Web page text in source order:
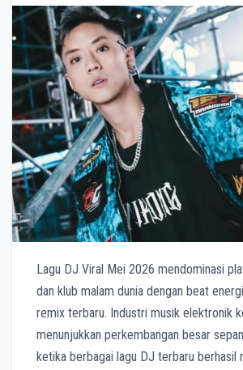
Lagu DJ Viral Mei 2026 mendominasi
dan klub malam dunia dengan beat
remix terbaru. Industri musik elektronik
menunjukkan perkembangan besar
ketika berbagai lagu DJ terbaru berhasil